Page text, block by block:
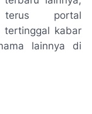
portal
tertinggal kabar
lainnya di